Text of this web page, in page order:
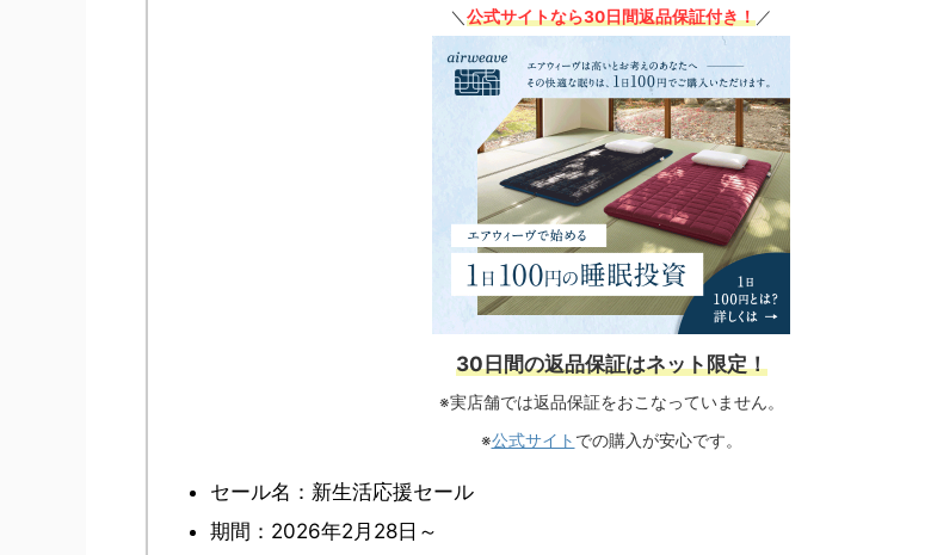
＼公式サイトなら30日間返品保証付き！／
30日間の返品保証はネット限定！
※実店舗では返品保証をおこなっていません。
※公式サイト での購入が安心です。
セール名：新生活応援セール
期間：2026年2月28日～